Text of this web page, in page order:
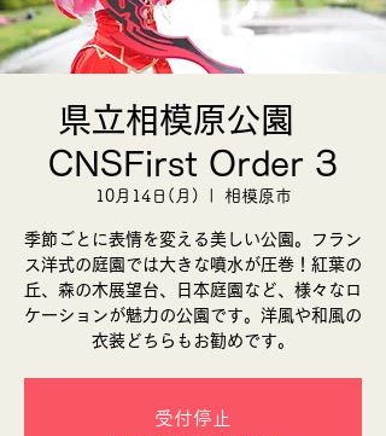
県立相模原公園
CNSFirst Order 3
10月14日(月) 相模原市
季節ごとに表情を変える美しい公園。フラン
ス洋式の庭園では大きな噴水が圧巻！紅葉の
丘、森の木展望台、日本庭園など、様々なロ
ケーションが魅力の公園です。​洋風や和風の
衣装どちらもお勧めです。
受付停止